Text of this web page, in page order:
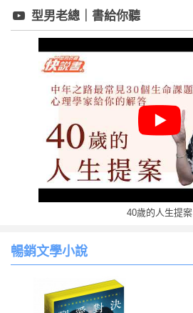
型男老總｜書給你聽
40歲的人生提案
暢銷文學小說